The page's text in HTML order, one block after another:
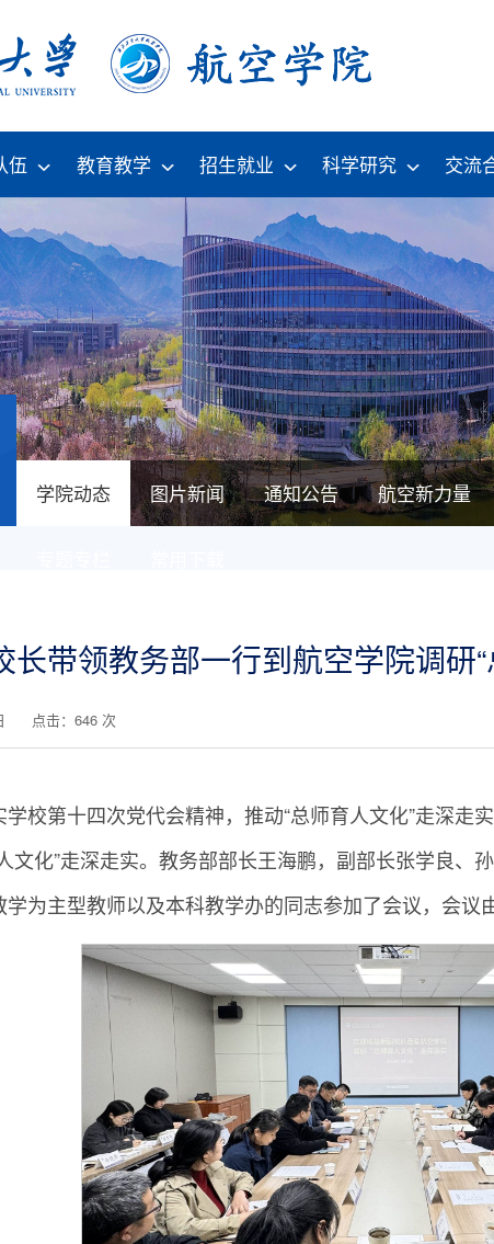
伍 教育教学 招生就业 科学研究 交流
学院动态 图片新闻 通知公告 航空新力量
长带领教务部一行到航空学院调研
点击： 646 次
校第十四次党代会精神，推动“总师育人文化”走深
文化”走深走实。教务部部长王海鹏，副部长张学良
为主型教师以及本科教学办的同志参加了会议，会议